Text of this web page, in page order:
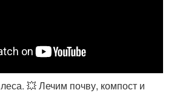
💥 Лечим почву, компост и